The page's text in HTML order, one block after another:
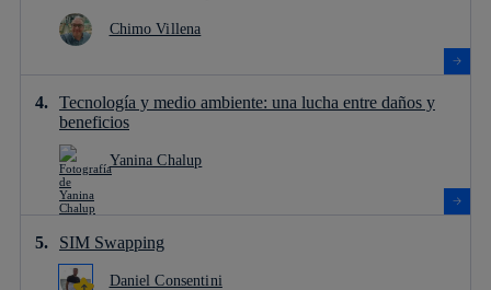
Chimo Villena
Tecnología y medio ambiente: una lucha entre daños y
beneficios
Yanina Chalup
SIM Swapping
Daniel Consentini